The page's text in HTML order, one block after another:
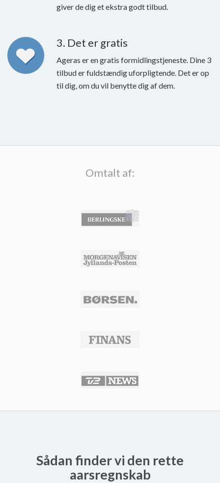
giver de dig et ekstra godt tilbud.
3. Det er gratis
Ageras er en gratis formidlingstjeneste. Dine 3
tilbud er fuldstændig uforpligtende. Det er op
til dig, om du vil benytte dig af dem.
Omtalt af:
Sådan finder vi den rette
aarsregnskab